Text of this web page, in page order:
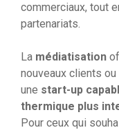
commerciaux, tout
partenariats.
La médiatisation
nouveaux clients
une start-up
thermique plus
Pour ceux qui